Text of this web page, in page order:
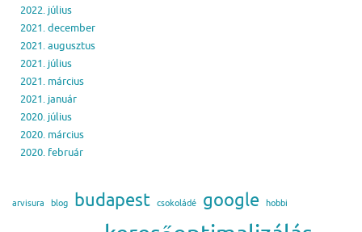
2022. július
2021. december
2021. augusztus
2021. július
2021. március
2021. január
2020. július
2020. március
2020. február
arvisura blog budapest csokoládé google hobbi